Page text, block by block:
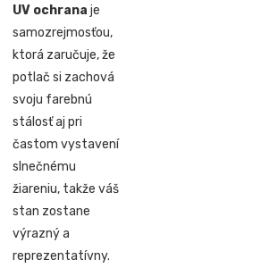
UV ochrana je
samozrejmosťou,
ktorá zaručuje, že
potlač si zachová
svoju farebnú
stálosť aj pri
častom vystavení
slnečnému
žiareniu, takže váš
stan zostane
výrazný a
reprezentatívny.